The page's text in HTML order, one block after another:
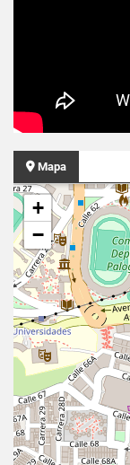
Mapa
+
−